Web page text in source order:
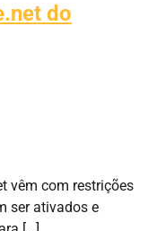
do
vêm com restrições
ser ativados e